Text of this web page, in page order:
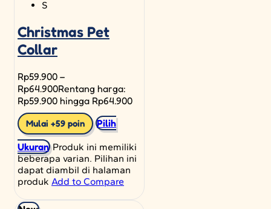
S
Christmas Pet
Collar
Rp59.900 –
Rp64.900Rentang harga:
Rp59.900 hingga Rp64.900
Mulai +59 poin
Pilih
Ukuran Produk ini memiliki
beberapa varian. Pilihan ini
dapat diambil di halaman
produk Add to Compare